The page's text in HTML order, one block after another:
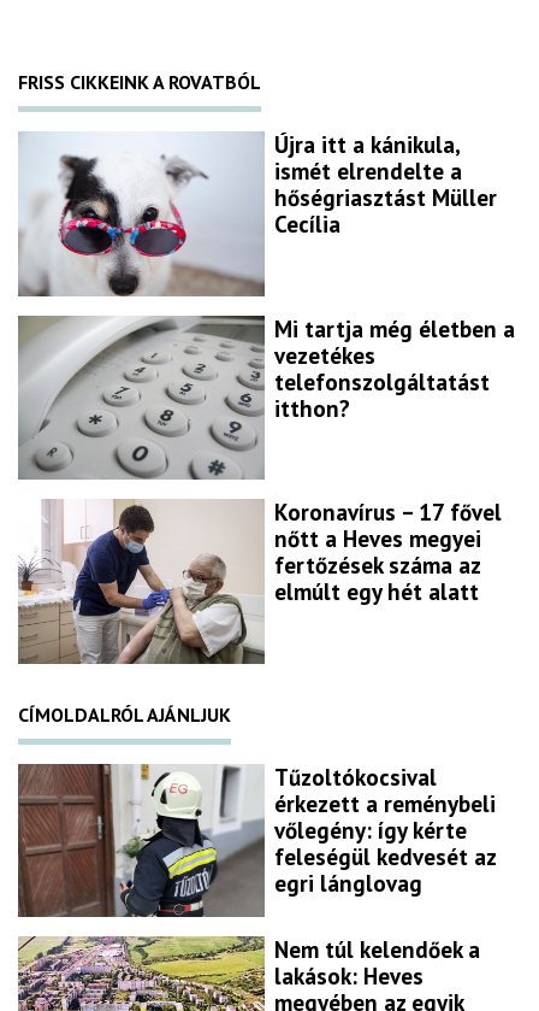
FRISS CIKKEINK A ROVATBÓL
Újra itt a kánikula,
ismét elrendelte a
hőségriasztást Müller
Cecília
Mi tartja még életben a
vezetékes
telefonszolgáltatást
itthon?
Koronavírus – 17 fővel
nőtt a Heves megyei
fertőzések száma az
elmúlt egy hét alatt
CÍMOLDALRÓL AJÁNLJUK
Tűzoltókocsival
érkezett a reménybeli
vőlegény: így kérte
feleségül kedvesét az
egri lánglovag
Nem túl kelendőek a
lakások: Heves
megyében az egyik